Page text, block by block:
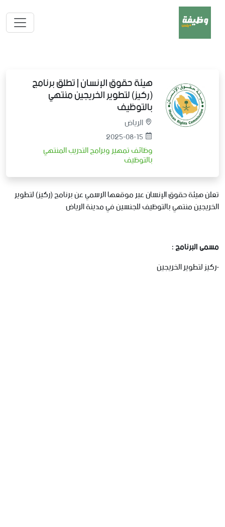
هيئة حقوق الإنسان | تطلق برنامج
(ركيز) لتطوير الخريجين منتهي
بالتوظيف
الرياض
2025-08-15
وظائف تمهير وبرامج التدريب المنتهي
بالتوظيف
تعلن هيئة حقوق الإنسان عبر موقعها الرسمي عن برنامج (ركيز) لتطوير
الخريجين منتهي بالتوظيف للجنسين في مدينة الرياض
مسمى البرنامج :
-ركيز لتطوير الخريجين